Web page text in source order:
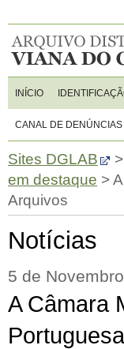
INÍCIO
CANAL DE DENÚNCIAS
Sites DGLAB >
em destaque >
Arquivos
Notícias
5 de
A Câmara